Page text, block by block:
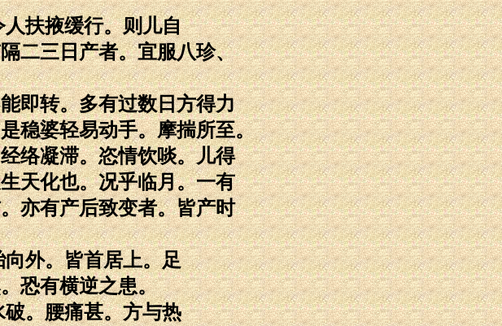
扶掖缓行。则儿自
二三日产者。宜服八珍、
即转。多有过数日方得力
稳婆轻易动手。摩揣所至。
络凝滞。恣情饮啖。儿得
天化也。况乎临月。一有
亦有产后致变者。皆产时
外。皆首居上。足
恐有横逆之患。
。腰痛甚。方与热